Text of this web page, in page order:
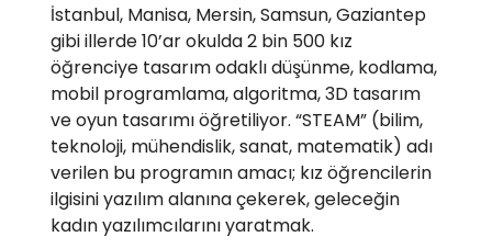
İstanbul, Manisa, Mersin, Samsun, Gaziantep
gibi illerde 10’ar okulda 2 bin 500 kız
öğrenciye tasarım odaklı düşünme, kodlama,
mobil programlama, algoritma, 3D tasarım
ve oyun tasarımı öğretiliyor. “STEAM” (bilim,
teknoloji, mühendislik, sanat, matematik) adı
verilen bu programın amacı; kız öğrencilerin
ilgisini yazılım alanına çekerek, geleceğin
kadın yazılımcılarını yaratmak.